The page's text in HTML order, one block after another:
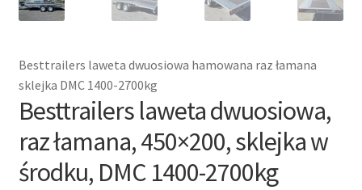
Besttrailers laweta dwuosiowa hamowana raz łamana
sklejka DMC 1400-2700kg
Besttrailers laweta dwuosiowa,
raz łamana, 450×200, sklejka w
środku, DMC 1400-2700kg